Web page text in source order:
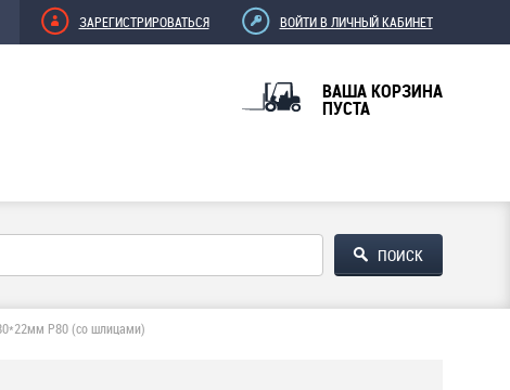
ЗАРЕГИСТРИРОВАТЬСЯ ВОЙТИ В ЛИЧНЫЙ КАБИНЕТ
ВАША КОРЗИНА
ПУСТА
P80 (со шлицами)